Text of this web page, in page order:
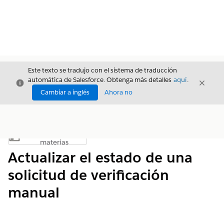
Cerrar
Este texto se tradujo con el sistema de traducción
automática de Salesforce. Obtenga más detalles aquí.
Cambiar a inglés
Ahora no
Cerrar
Mostrar índice de materias
materias
Actualizar el estado de una
solicitud de verificación
manual